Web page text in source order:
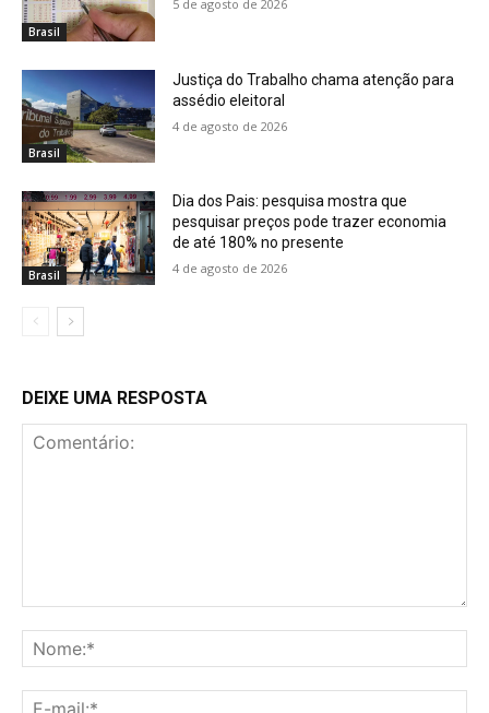
Brasil
5 de agosto de 2026
Brasil
Justiça do Trabalho chama atenção para
assédio eleitoral
4 de agosto de 2026
Brasil
Dia dos Pais: pesquisa mostra que
pesquisar preços pode trazer economia
de até 180% no presente
4 de agosto de 2026
DEIXE UMA RESPOSTA